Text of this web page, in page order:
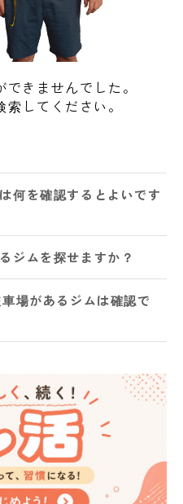
きませんでした。
してください。
何を確認するとよいです
ジムを探せますか？
場があるジムは確認で